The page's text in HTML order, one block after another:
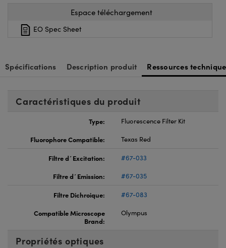
Espace téléchargement
EO Spec Sheet
Spécifications Description produit Ressources
Caractéristiques du produit
Type:
Fluorescence Filter Kit
Fluorophore Compatible:
Texas Red
Filtre d´Excitation:
#67-033
Filtre d´Emission:
#67-035
Filtre Dichroique:
#67-083
Compatible Microscope
Brand:
Olympus
Propriétés optiques